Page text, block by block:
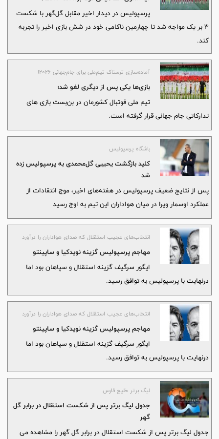
پرسپولیس در دیدار اخیر مقابل گل‌گهر با شکست
۳ بر یک مواجه شد تا چهارمین ناکامی خود در شش بازی اخیر را تجربه
کند.
آماده‌سازی ترسناک تیم‌ملی برای جام‌جهانی ۲۰۲۶!
بازی‌ها یکی پس از دیگری لغو شد؛
تیم ملی فوتبال کشورمان در بن‌بست بازی های
تدارکاتی جام جهانی قرار گرفته است.
باشگاه پرسپولیس
کلید بازگشت یحییی گل‌محمدی به پرسپولیس زده
شد
پس از نتایج ضعیف پرسپولیس در هفته‌های اخیر، موج انتقادات از
عملکرد اوسمار ویرا در میان هواداران این تیم به اوج رسید
انتخاب‌های عجیب استقلال که صدای هواداران را درآورد
مهاجم پرسپولیس گزینه نویدکیا و ساپینتو
ایگور سرگیف گزینه استقلال و سپاهان بود اما
درنهایت با پرسپولیس به توافق رسید.
انتخاب‌های عجیب استقلال که صدای هواداران را درآورد
مهاجم پرسپولیس گزینه نویدکیا و ساپینتو
ایگور سرگیف گزینه استقلال و سپاهان بود اما
درنهایت با پرسپولیس به توافق رسید.
لیگ برتر خلیج فارس
جدول لیگ برتر پس از شکست استقلال در برابر گل
گهر
جدول لیگ برتر پس از شکست استقلال در برابر گل گهر را مشاهده می